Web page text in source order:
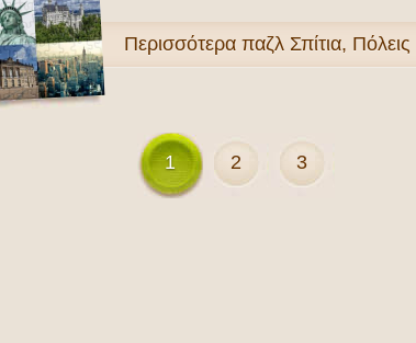
Περισσότερα παζλ Σπίτια,
1 2 3